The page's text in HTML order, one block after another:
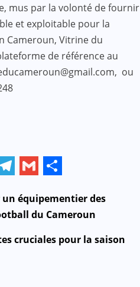
mus par la volonté de fournir
et exploitable pour la
Cameroun, Vitrine du
de référence au
ou
équipementier des
du Cameroun
cruciales pour la saison